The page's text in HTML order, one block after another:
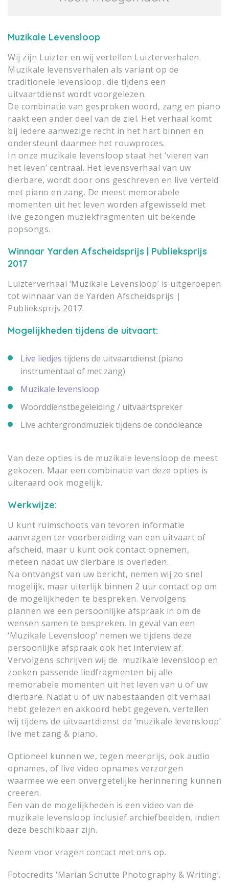
Muzikale Levensloop
Wij zijn Luizter en wij vertellen Luizterverhalen.
Muzikale levensverhalen als variant op de
traditionele levensloop, die tijdens een
uitvaartdienst wordt voorgelezen.
De combinatie van gesproken woord, zang en piano
raakt een ander deel van de ziel. Het verhaal komt
bij iedere aanwezige recht in het hart binnen en
ondersteunt daarmee het rouwproces.
In onze muzikale levensloop staat het ‘vieren van
het leven’ centraal. Het levensverhaal van uw
dierbare, wordt door ons geschreven en live verteld
met piano en zang. De meest memorabele
momenten uit het leven worden afgewisseld met
live gezongen muziekfragmenten uit bekende
popsongs.
Winnaar Yarden Afscheidsprijs | Publieksprijs
2017
Luizterverhaal ‘Muzikale Levensloop’ is uitgeroepen
tot winnaar van de Yarden Afscheidsprijs |
Publieksprijs 2017.
Mogelijkheden tijdens de uitvaart:
Live liedjes tijdens de uitvaartdienst (piano
instrumentaal of met zang)
Muzikale levensloop
Woorddienstbegeleiding / uitvaartspreker
Live achtergrondmuziek tijdens de condoleance
Van deze opties is de muzikale levensloop de meest
gekozen. Maar een combinatie van deze opties is
uiteraard ook mogelijk.
Werkwijze:
U kunt ruimschoots van tevoren informatie
aanvragen ter voorbereiding van een uitvaart of
afscheid, maar u kunt ook contact opnemen,
meteen nadat uw dierbare is overleden.
Na ontvangst van uw bericht, nemen wij zo snel
mogelijk, maar uiterlijk binnen 2 uur contact op om
de mogelijkheden te bespreken. Vervolgens
plannen we een persoonlijke afspraak in om de
wensen samen te bespreken. In geval van een
‘Muzikale Levensloop’ nemen we tijdens deze
persoonlijke afspraak ook het interview af.
Vervolgens schrijven wij de muzikale levensloop en
zoeken passende liedfragmenten bij alle
memorabele momenten uit het leven van u of uw
dierbare. Nadat u of uw nabestaanden dit verhaal
hebt gelezen en akkoord hebt gegeven, vertellen
wij tijdens de uitvaartdienst de ‘muzikale levensloop’
live met zang & piano.
Optioneel kunnen we, tegen meerprijs, ook audio
opnames, of live video opnames verzorgen
waarmee we een onvergetelijke herinnering kunnen
creëren.
Een van de mogelijkheden is een video van de
muzikale levensloop inclusief archiefbeelden, indien
deze beschikbaar zijn.
Neem voor vragen contact met ons op.
Fotocredits ‘Marian Schutte Photography & Writing’.